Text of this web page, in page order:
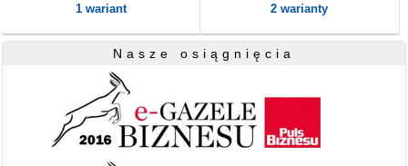
1 wariant 2 warianty
Nasze osiągnięcia